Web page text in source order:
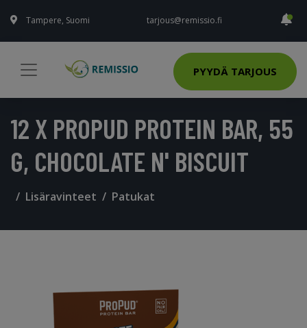
Tampere, Suomi tarjous@remissio.fi
PYYDÄ TARJOUS
12 X PROPUD PROTEIN BAR, 55
G, CHOCOLATE N' BISCUIT
Lisäravinteet Patukat